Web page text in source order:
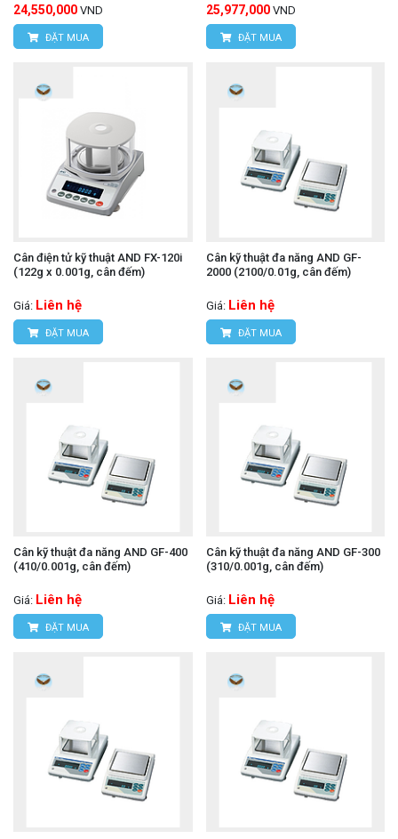
24,550,000 VND
ĐẶT MUA
25,977,000 VND
ĐẶT MUA
Cân điện tử kỹ thuật AND FX-120i
(122g x 0.001g, cân đếm)
Giá: Liên hệ
ĐẶT MUA
Cân kỹ thuật đa năng AND GF-
2000 (2100/0.01g, cân đếm)
Giá: Liên hệ
ĐẶT MUA
Cân kỹ thuật đa năng AND GF-400
(410/0.001g, cân đếm)
Giá: Liên hệ
ĐẶT MUA
Cân kỹ thuật đa năng AND GF-300
(310/0.001g, cân đếm)
Giá: Liên hệ
ĐẶT MUA